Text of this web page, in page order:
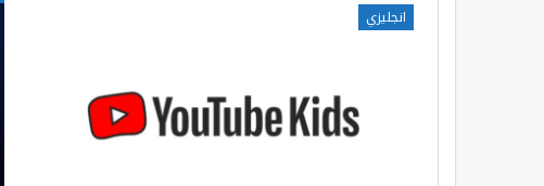
انجليزي